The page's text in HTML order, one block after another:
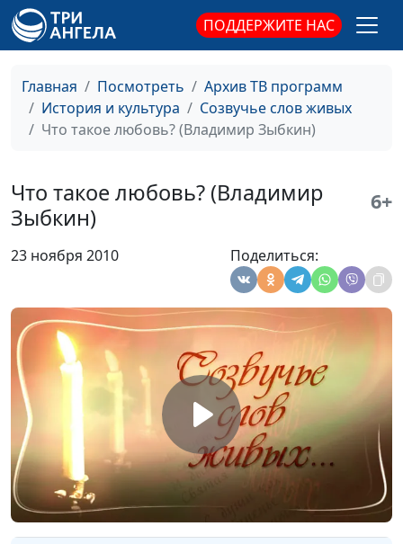
ПОДДЕРЖИТЕ НАС
Главная Посмотреть
Архив ТВ программ
История и культура
Созвучье слов живых
Что такое любовь? (Владимир Зыбкин)
Что такое любовь? (Владимир
Зыбкин)
6+
23 ноября 2010 Поделиться:
Моление о чаше (Иван
Никитин)
Ирина Кириченко,
Михаил Севастьянов,
(музыкальное
сопровождение)
#14
(музыкальное
Грех (Зинаида Гиппиус)
Ирина Кириченко,
Вячеслав Захаров
(музыкальное
сопровождение)
Вся (Зинаида Гиппиус)
Ирина Кириченко,
Вячеслав Захаров
(музыкальное
сопровождение)
Ночь на рождество
(Владимир Соловьев)
Ирина Кириченко,
Вячеслав Захаров
(музыкальное
сопровождение)
#10